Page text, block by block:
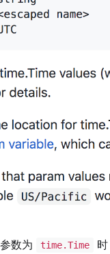
数为 time.Time